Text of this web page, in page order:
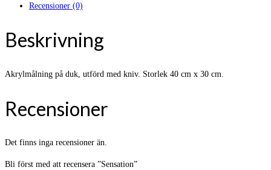
Recensioner (0)
Beskrivning
Akrylmålning på duk, utförd med kniv. Storlek 40 cm x 30 cm.
Recensioner
Det finns inga recensioner än.
Bli först med att recensera ”Sensation”